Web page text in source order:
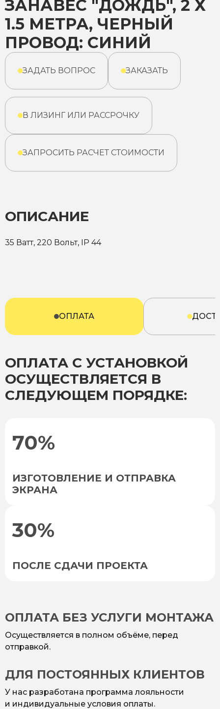
ЗАНАВЕС "ДОЖДЬ", 2 Х
1.5 МЕТРА, ЧЕРНЫЙ
ПРОВОД: СИНИЙ
ЗАДАТЬ ВОПРОС ЗАКАЗАТЬ
В ЛИЗИНГ ИЛИ РАССРОЧКУ
ЗАПРОСИТЬ РАСЧЕТ СТОИМОСТИ
ОПИСАНИЕ
35 Ватт, 220 Вольт, IP 44
ОПЛАТА
ОПЛАТА С УСТАНОВКОЙ
ОСУЩЕСТВЛЯЕТСЯ В
СЛЕДУЮЩЕМ ПОРЯДКЕ:
70%
ИЗГОТОВЛЕНИЕ И ОТПРАВКА
ЭКРАНА
30%
ПОСЛЕ СДАЧИ ПРОЕКТА
ОПЛАТА БЕЗ УСЛУГИ МОНТАЖА
Осуществляется в полном объёме, перед
отправкой.
ДЛЯ ПОСТОЯННЫХ КЛИЕНТОВ
У нас разработана программа лояльности
и индивидуальные условия оплаты.